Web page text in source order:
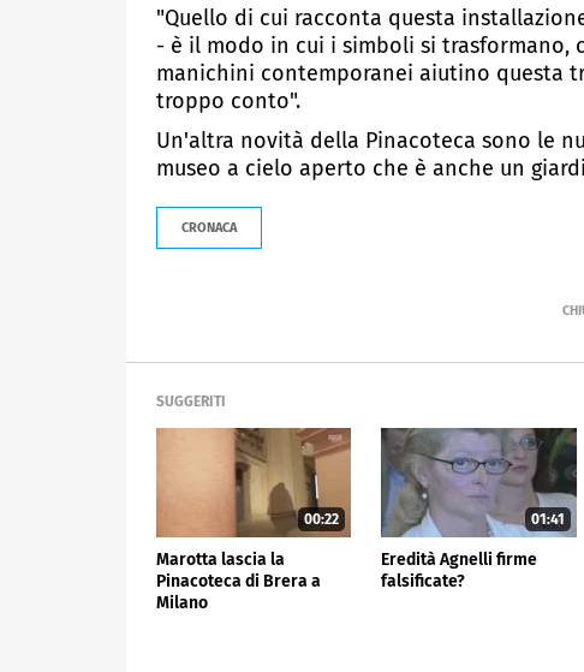
"Quello di cui racconta questa
- è il modo in cui i simboli si
manichini contemporanei aiutino questa
troppo conto".
Un'altra novità della Pinacoteca sono le
museo a cielo aperto che è anche un
CRONACA
SUGGERITI
00:22
Marotta lascia la
Pinacoteca di Brera a
Milano
01:41
Eredità Agnelli firme
falsificate?